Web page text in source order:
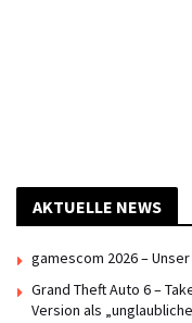
AKTUELLE NEWS
gamescom 2026 –
Grand Theft Auto 6 –
Version als